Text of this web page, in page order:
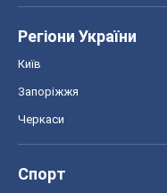
Регіони України
Київ
Запоріжжя
Черкаси
Спорт